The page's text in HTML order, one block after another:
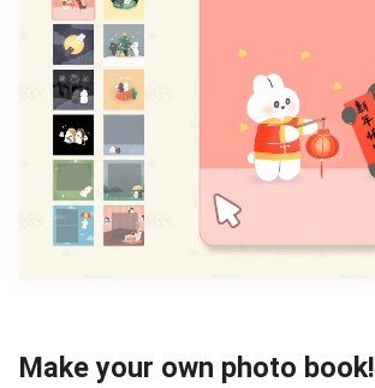
Make your own photo book!